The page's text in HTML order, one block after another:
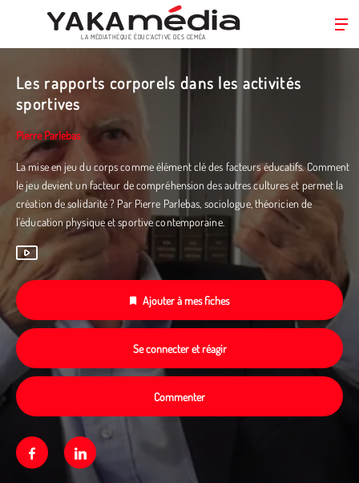
principal
LA MÉDIATHÈQUE ÉDUC’ACTIVE DES CEMÉA
Les rapports corporels dans les activités
sportives
Pierre Parlebas
La mise en jeu du corps comme élément clé des facteurs éducatifs. Comment
le jeu devient un facteur de compréhension des autres cultures et permet la
création de solidarité ? Par Pierre Parlebas, sociologue, théoricien de
l'éducation physique et sportive contemporaine.
Ajouter à mes fiches
Se connecter et réagir
Commenter
FacebookLinkedin